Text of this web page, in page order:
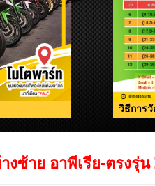
วิธีการ
ซ้าย อาพีเรีย-ตรงรุ่น